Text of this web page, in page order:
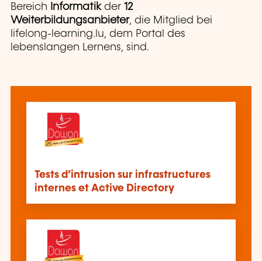
Bereich
Informatikder 12
Weiterbildungsanbieter, die Mitglied bei
lifelong-learning.lu, dem Portal des
lebenslangen Lernens, sind.
Tests d’intrusion sur infrastructures
internes et Active Directory